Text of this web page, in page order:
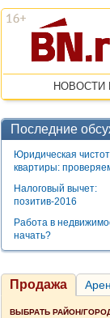
НОВОСТИ
Последние
Юридическая
квартиры:
Налоговый вычет:
позитив-2016
Работа в
начать?
Продажа
ВЫБРАТЬ РАЙОН/